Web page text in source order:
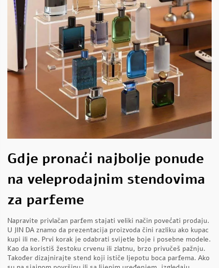
Gdje pronaći najbolje ponude
na veleprodajnim stendovima
za parfeme
Napravite privlačan parfem stajati veliki način povećati prodaju.
U JIN DA znamo da prezentacija proizvoda čini razliku ako kupac
kupi ili ne. Prvi korak je odabrati svijetle boje i posebne modele.
Kao da koristiš žestoku crvenu ili zlatnu, brzo privučeš pažnju.
Također dizajnirajte stend koji ističe ljepotu boca parfema. Ako